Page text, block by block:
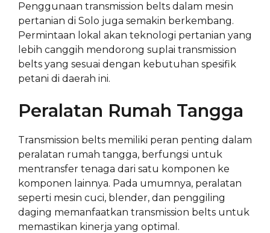
Penggunaan transmission belts dalam mesin
pertanian di Solo juga semakin berkembang.
Permintaan lokal akan teknologi pertanian yang
lebih canggih mendorong suplai transmission
belts yang sesuai dengan kebutuhan spesifik
petani di daerah ini.
Peralatan Rumah Tangga
Transmission belts memiliki peran penting dalam
peralatan rumah tangga, berfungsi untuk
mentransfer tenaga dari satu komponen ke
komponen lainnya. Pada umumnya, peralatan
seperti mesin cuci, blender, dan penggiling
daging memanfaatkan transmission belts untuk
memastikan kinerja yang optimal.